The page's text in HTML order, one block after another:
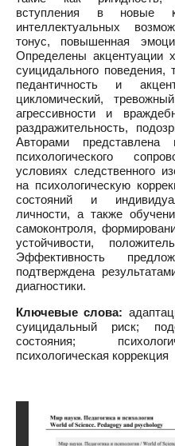
вступления в новые
интеллектуальных
тонус, повышенная
Определены акцентуации
суицидального поведения,
педантичность и
цикломический,
агрессивности и
раздражительность,
Авторами представлена
психологического
условиях следственного
на психологическую
состояний и
личности, а также
самоконтроля,
устойчивости,
Эффективность
подтверждена
диагностики.
Ключевые слова:
суицидальный риск;
состояния;
психологическая коррекция